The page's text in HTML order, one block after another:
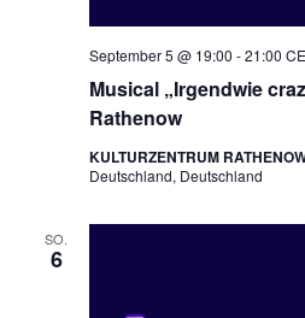
Musical „Irgendwie
Rathenow
September 5 @ 19:00 -21:00
KULTURZENTRUM
Deutschland, Deutschland
SO.
6